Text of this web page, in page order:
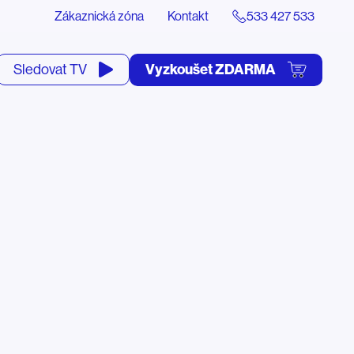
Zákaznická zóna Kontakt 533 427 533
Sledovat TV Vyzkoušet ZDARMA